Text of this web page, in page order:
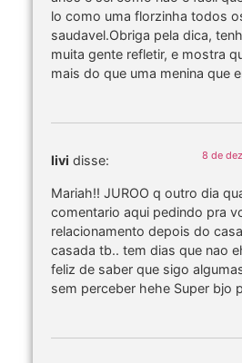
lo como uma florzinha todos
saudavel.Obriga pela dica,
muita gente refletir, e mostra
mais do que uma menina que
livi disse: 8 de
Mariah!! JUROO q outro dia
comentario aqui pedindo pra
relacionamento depois do
casada tb.. tem dias que nao
feliz de saber que sigo
sem perceber hehe Super bjo